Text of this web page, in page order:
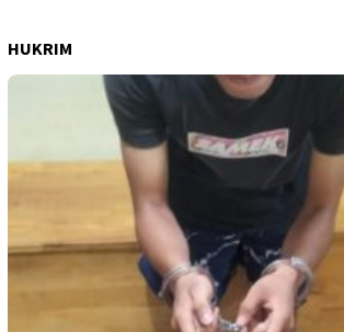
HUKRIM